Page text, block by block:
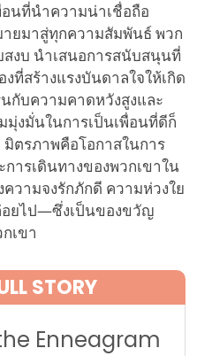
อนที่นำความน่าเชื่อถือ
ยมาสู่ทุกความสัมพันธ์ พวก
สงบ นำเสนอการสนับสนุนที่
ที่สร้างแรงบันดาลใจให้เกิด
กับความคาดหวังสูงและ
งมั่นในการเป็นเพื่อนที่ดีก็
มิตรภาพคือโอกาสในการ
ารเดินทางของพวกเขาใน
วามจงรักภักดี ความห่วงใย
อยไป—ซึ่งเป็นของขวัญ
เขา
STORY
Enneagram